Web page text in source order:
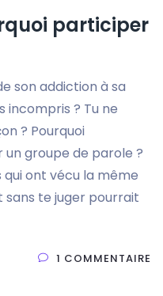
participer
son addiction à sa
incompris ? Tu ne
? Pourquoi
un groupe de parole ?
ont vécu la même
te juger pourrait
1 COMMENTAIRE